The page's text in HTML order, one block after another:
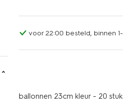
voor 22:00 besteld, binnen
ballonnen 23cm kleur - 20